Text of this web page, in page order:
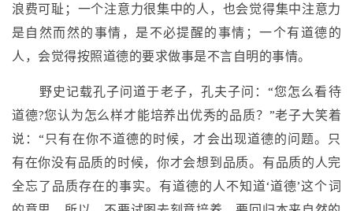
浪费可耻；一个注意力很集中的人，也会觉得集中注意力
是自然而然的事情，是不必提醒的事情；一个有道德的
人，会觉得按照道德的要求做事是不言自明的事情。
野史记载孔子问道于老子，孔夫子问：“您怎么看待
道德?您认为怎么样才能培养出优秀的品质？”老子大笑着
说：“只有在你不道德的时候，才会出现道德的问题。只
有在你没有品质的时候，你才会想到品质。有品质的人完
全忘了品质存在的事实。有道德的人不知道‘道德’这个词